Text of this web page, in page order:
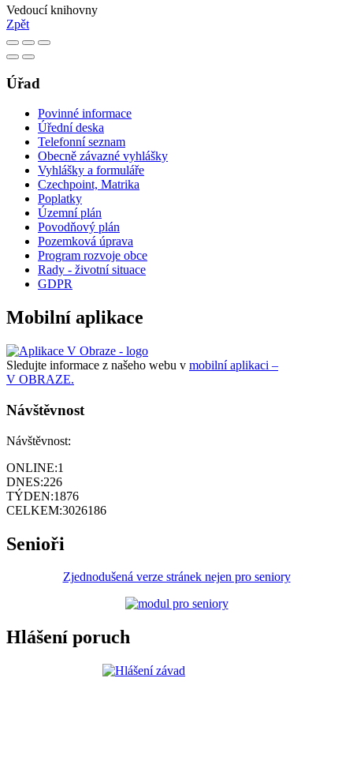
Vedoucí knihovny
Zpět
Úřad
Povinné informace
Úřední deska
Telefonní seznam
Obecně závazné vyhlášky
Vyhlášky a formuláře
Czechpoint, Matrika
Poplatky
Územní plán
Povodňový plán
Pozemková úprava
Program rozvoje obce
Rady - životní situace
GDPR
Mobilní aplikace
Sledujte informace z našeho webu v mobilní aplikaci –
V OBRAZE.
Návštěvnost
Návštěvnost:
ONLINE:1
DNES:226
TÝDEN:1876
CELKEM:3026186
Senioři
Zjednodušená verze stránek nejen pro seniory
Hlášení poruch